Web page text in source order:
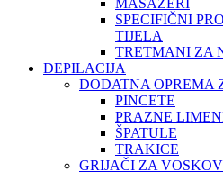
MASAŽERI
SPECIFIČNI
TIJELA
TRETMANI ZA
DEPILACIJA
DODATNA OPREMA
PINCETE
PRAZNE
ŠPATULE
TRAKICE
GRIJAČI ZA